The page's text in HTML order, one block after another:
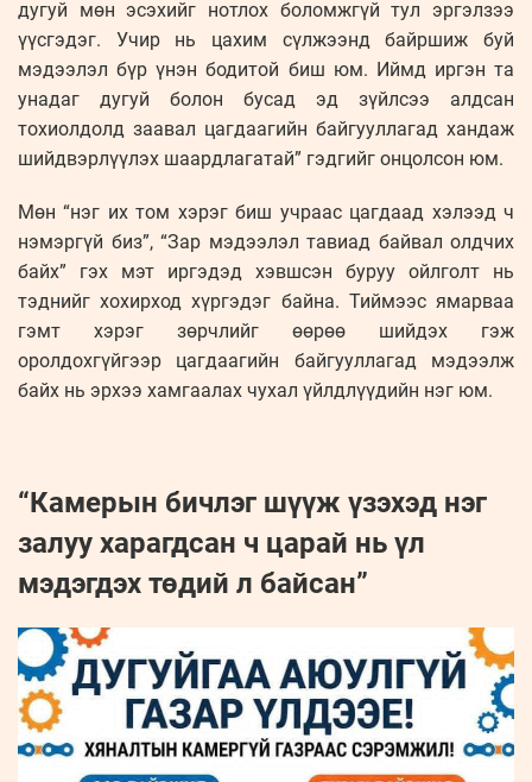
дугуй мөн эсэхийг нотлох боломжгүй тул эргэлзээ
үүсгэдэг. Учир нь цахим сүлжээнд байршиж буй
мэдээлэл бүр үнэн бодитой биш юм. Иймд иргэн та
унадаг дугуй болон бусад эд зүйлсээ алдсан
тохиолдолд заавал цагдаагийн байгууллагад хандаж
шийдвэрлүүлэх шаардлагатай” гэдгийг онцолсон юм.
Мөн “нэг их том хэрэг биш учраас цагдаад хэлээд ч
нэмэргүй биз”, “Зар мэдээлэл тавиад байвал олдчих
байх” гэх мэт иргэдэд хэвшсэн буруу ойлголт нь
тэднийг хохирход хүргэдэг байна. Тиймээс ямарваа
гэмт хэрэг зөрчлийг өөрөө шийдэх гэж
оролдохгүйгээр цагдаагийн байгууллагад мэдээлж
байх нь эрхээ хамгаалах чухал үйлдлүүдийн нэг юм.
“Камерын бичлэг шүүж үзэхэд нэг
залуу харагдсан ч царай нь үл
мэдэгдэх төдий л байсан”